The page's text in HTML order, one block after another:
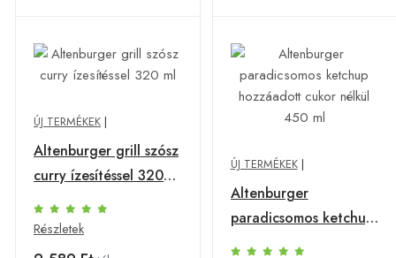
ÚJ TERMÉKEK |
Altenburger grill szósz
curry ízesítéssel 320
ml
Részletek
ÚJ TERMÉKEK|
Altenburger
paradicsomos ketchup
hozzáadott cukor